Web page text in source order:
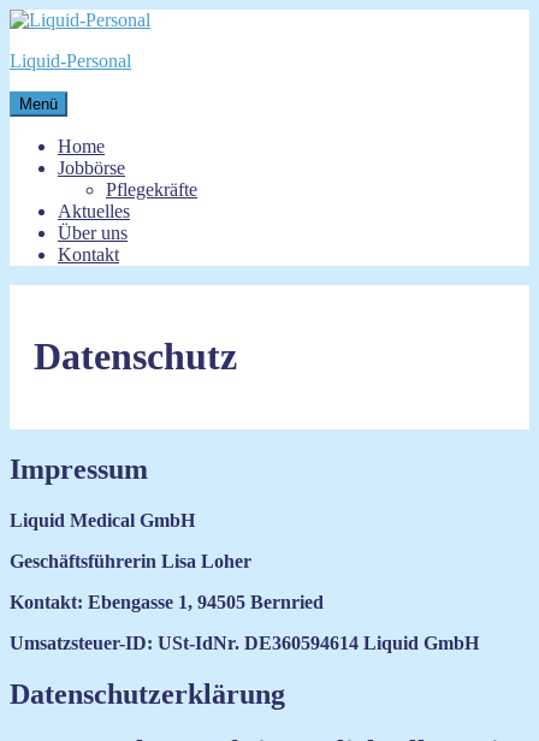
Zum
springen
Liquid-Personal
Menü
Home
Jobbörse
Pflegekräfte
Aktuelles
Über uns
Kontakt
Datenschutz
Impressum
Liquid Medical GmbH
Geschäftsführerin Lisa Loher
Kontakt: Ebengasse 1, 94505 Bernried
Umsatzsteuer-ID: USt-IdNr. DE360594614 Liquid GmbH
Datenschutzerklärung